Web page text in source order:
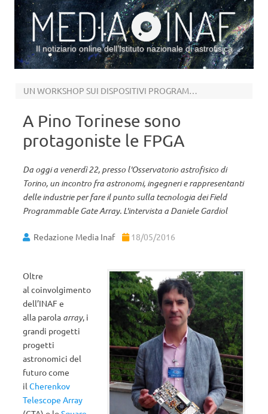
Il notiziario online dell’Istituto nazionale di astrofisica
UN WORKSHOP SUI DISPOSITIVI PROGRAMMABILI
A Pino Torinese sono
protagoniste le FPGA
Da oggi a venerdì 22, presso l'Osservatorio astrofisico di
Torino, un incontro fra astronomi, ingegneri e rappresentanti
delle industrie per fare il punto sulla tecnologia dei Field
Programmable Gate Array. L'intervista a Daniele Gardiol
Redazione Media Inaf 18/05/2016
Oltre
al coinvolgimento
dell’INAF e
alla parola array, i
grandi progetti
progetti
astronomici del
futuro come
il Cherenkov
Telescope Array